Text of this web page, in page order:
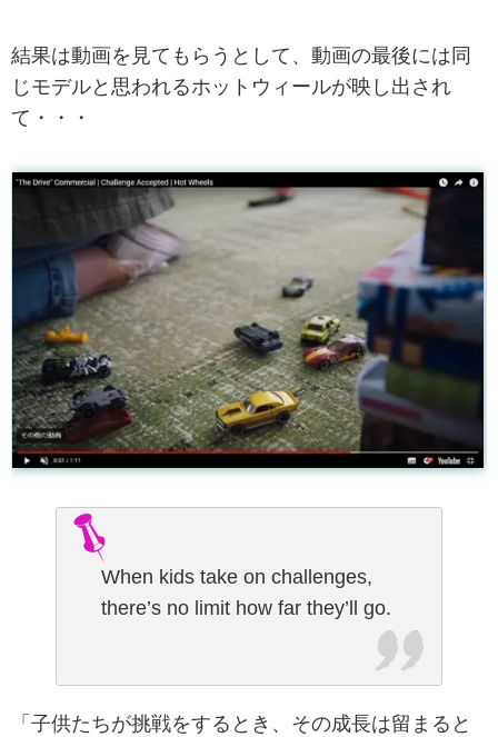
結果は動画を見てもらうとして、動画の最後には同
じモデルと思われるホットウィールが映し出され
て・・・
When kids take on challenges,
there’s no limit how far they’ll go.
「子供たちが挑戦をするとき、その成長は留まると